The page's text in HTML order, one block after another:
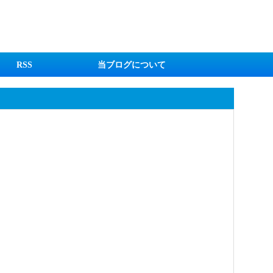
RSS 当ブログについて